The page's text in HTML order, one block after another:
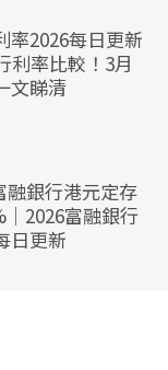
率2026每日更新
利率比較！3月
文睇清
銀行港元定存
2026富融銀行
日更新